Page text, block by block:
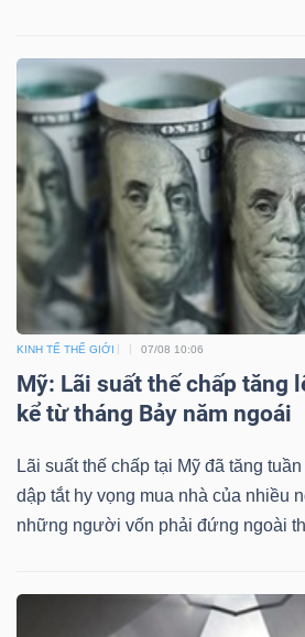
KINH TẾ THẾ GIỚI 07/08 10:06
Mỹ: Lãi suất thế chấp tăng
kể từ tháng Bảy năm ngoái
Lãi suất thế chấp tại Mỹ đã tăng
dập tắt hy vọng mua nhà của nhiều
những người vốn phải đứng ngoài
Dịch
vụ
(-)
Đào
tạo
Sách
tài